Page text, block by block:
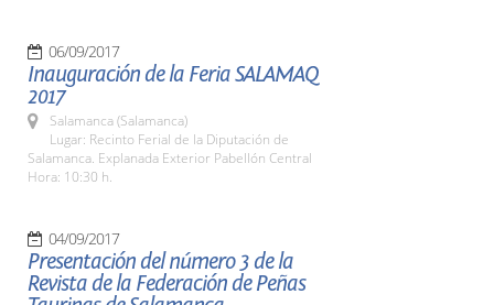
06/09/2017
Inauguración de la Feria SALAMAQ
2017
Salamanca (Salamanca)
Lugar: Recinto Ferial de la Diputación de
Salamanca. Explanada Exterior Pabellón Central
Hora: 10:30 h.
04/09/2017
Presentación del número 3 de la
Revista de la Federación de Peñas